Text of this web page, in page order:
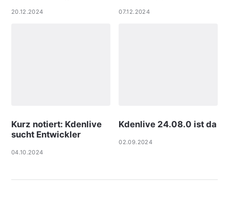
20.12.2024 07.12.2024
Kurz notiert: Kdenlive
sucht Entwickler
04.10.2024
Kdenlive 24.08.0 ist da
02.09.2024